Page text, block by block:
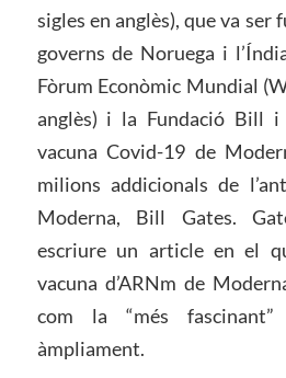
sigles en anglès), que va ser
governs de Noruega i
Fòrum Econòmic Mundial
anglès) i la Fundació Bill i
vacuna Covid-19 de
milions addicionals de
Moderna, Bill Gates.
escriure un article en el
vacuna d’ARNm de
com la “més
àmpliament.